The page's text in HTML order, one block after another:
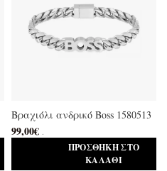
Βραχιόλι ανδρικό Boss 1580513
99,00€ .
ΠΡΟΣΘΉΚΗ ΣΤΟ
ΚΑΛΆΘΙ